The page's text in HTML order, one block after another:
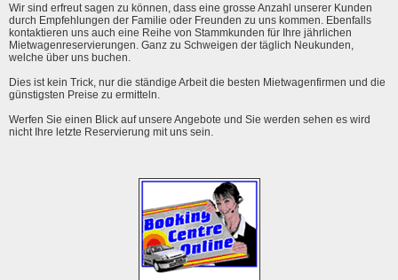
Wir sind erfreut sagen zu können, dass eine grosse Anzahl unserer Kunden
durch Empfehlungen der Familie oder Freunden zu uns kommen. Ebenfalls
kontaktieren uns auch eine Reihe von Stammkunden für Ihre jährlichen
Mietwagenreservierungen. Ganz zu Schweigen der täglich Neukunden,
welche über uns buchen.
Dies ist kein Trick, nur die ständige Arbeit die besten Mietwagenfirmen und die
günstigsten Preise zu ermitteln.
Werfen Sie einen Blick auf unsere Angebote und Sie werden sehen es wird
nicht Ihre letzte Reservierung mit uns sein.